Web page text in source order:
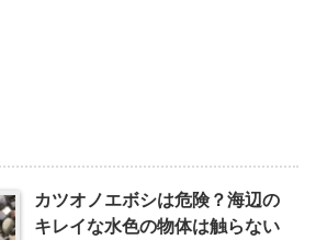
カツオノエボシは危険？海辺の
キレイな水色の物体は触らない